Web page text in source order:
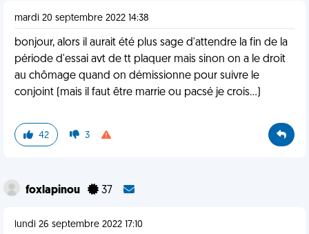
mardi 20 septembre 2022 14:38
bonjour, alors il aurait été plus sage d'attendre la fin de la
période d'essai avt de tt plaquer mais sinon on a le droit
au chômage quand on démissionne pour suivre le
conjoint (mais il faut être marrie ou pacsé je crois...)
42 3
foxlapinou 37
lundi 26 septembre 2022 17:10